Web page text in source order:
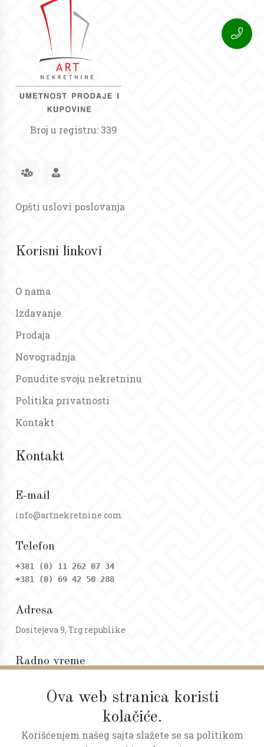
Ova web stranica koristi
kolačiće.
Korišćenjem našeg sajta slažete se sa politikom
Broj u registru: 339
Opšti uslovi poslovanja
Korisni linkovi
O nama
Izdavanje
Prodaja
Novogradnja
Ponudite svoju nekretninu
Politika privatnosti
Kontakt
Kontakt
E-mail
info@artnekretnine.com
Telefon
+381 (0) 11 262 07 34
+381 (0) 69 42 50 288
Adresa
Dositejeva 9, Trg republike
Radno vreme
Subota: 09 - 17h